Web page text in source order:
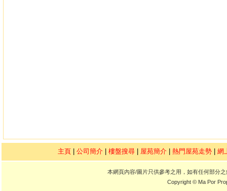
主頁 |公司簡介 |樓盤搜尋 屋苑簡介 |熱門屋苑走勢 |網
本網頁內容/圖片只供參考之用，如有任何部分
Copyright © Ma Por